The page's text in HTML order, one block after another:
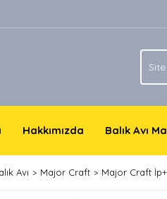
Hakkımızda Balık Avı
Avı Major Craft Major Craft